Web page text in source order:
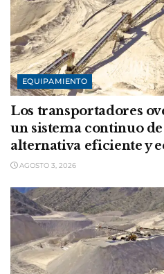
EQUIPAMIENTO
Los transportadores
un sistema continuo
alternativa eficiente y
AGOSTO 3, 2026